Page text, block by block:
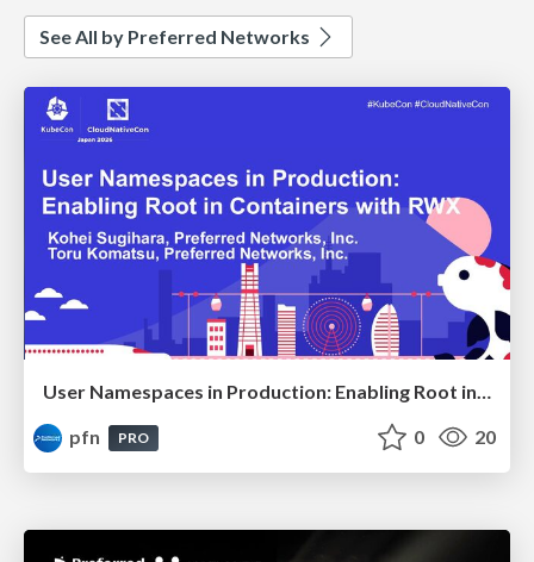
See All by Preferred Networks
User Namespaces in Production: Enabling Root in Containers with RWX
pfn
PRO 0 20